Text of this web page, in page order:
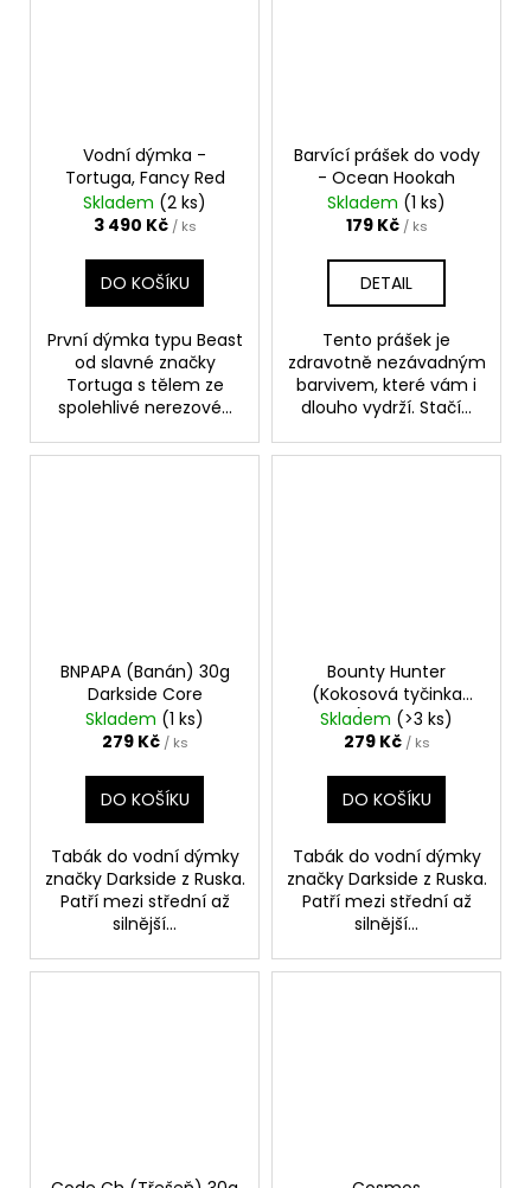
Vodní dýmka -
Tortuga, Fancy Red
Skladem (2 ks)
3 490 Kč / ks
DO KOŠÍKU
První dýmka typu Beast
od slavné značky
Tortuga s tělem ze
spolehlivé nerezové...
Barvící prášek do vody
- Ocean Hookah
Skladem (1 ks)
179 Kč / ks
DETAIL
Tento prášek je
zdravotně nezávadným
barvivem, které vám i
dlouho vydrží. Stačí...
BNPAPA (Banán) 30g
Darkside Core
Skladem (1 ks)
279 Kč / ks
DO KOŠÍKU
Tabák do vodní dýmky
značky Darkside z Ruska.
Patří mezi střední až
silnější...
Bounty Hunter
(Kokosová tyčinka
Bounty) 30g Darkside
Core
Skladem (>3 ks)
279 Kč / ks
DO KOŠÍKU
Tabák do vodní dýmky
značky Darkside z Ruska.
Patří mezi střední až
silnější...